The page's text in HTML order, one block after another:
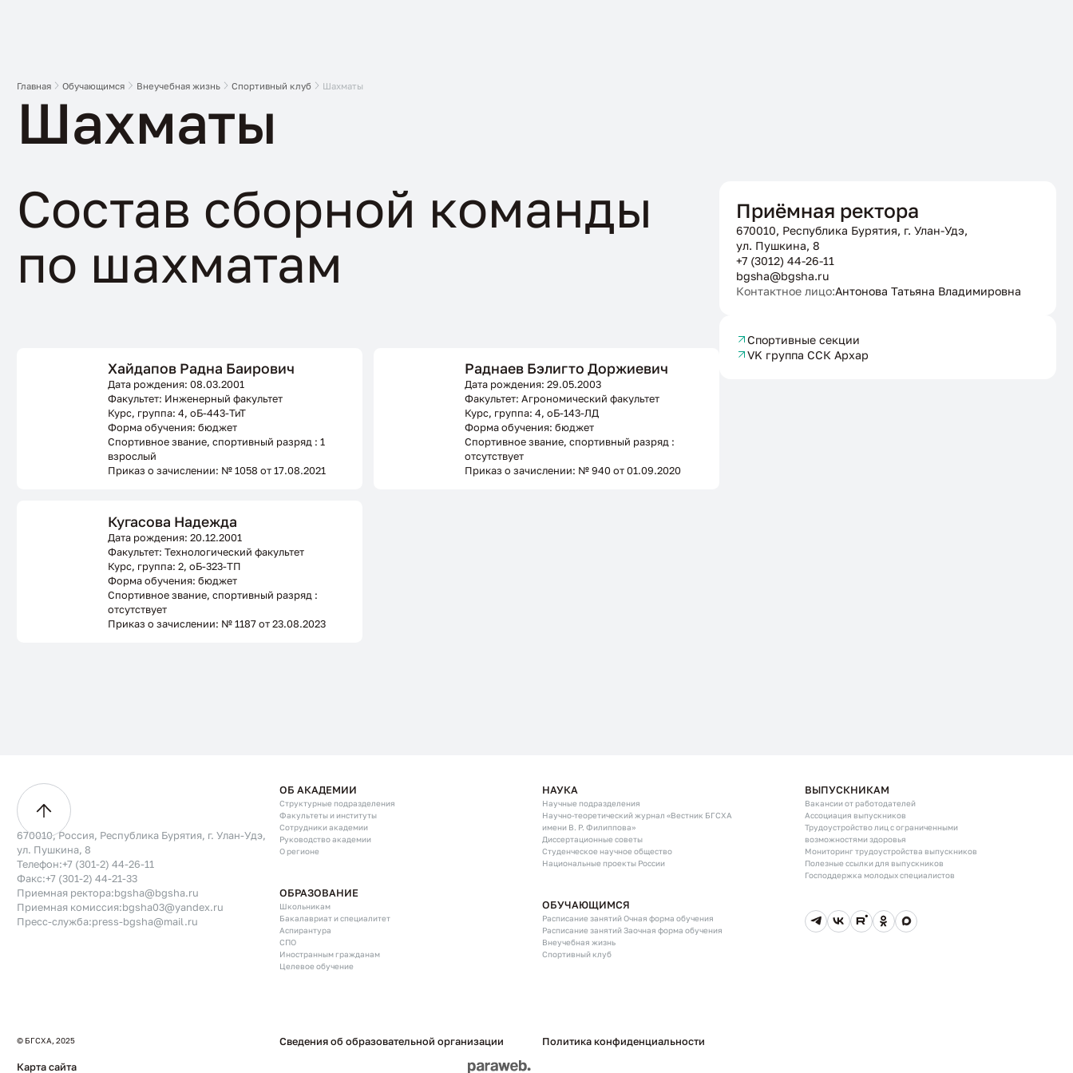
Главная Обучающимся Внеучебная жизнь Спортивный клуб Шахматы
Шахматы
Состав сборной команды
по шахматам
Хайдапов Радна Баирович
Дата рождения: 08.03.2001
Факультет: Инженерный факультет
Курс, группа: 4, оБ-443-ТиТ
Форма обучения: бюджет
Спортивное звание, спортивный разряд : 1
взрослый
Приказ о зачислении: № 1058 от 17.08.2021
Раднаев Бэлигто Доржиевич
Дата рождения: 29.05.2003
Факультет: Агрономический факультет
Курс, группа: 4, оБ-143-ЛД
Форма обучения: бюджет
Спортивное звание, спортивный разряд :
отсутствует
Приказ о зачислении: № 940 от 01.09.2020
Кугасова Надежда
Дата рождения: 20.12.2001
Факультет: Технологический факультет
Курс, группа: 2, оБ-323-ТП
Форма обучения: бюджет
Спортивное звание, спортивный разряд :
отсутствует
Приказ о зачислении: № 1187 от 23.08.2023
Приёмная ректора
670010, Республика Бурятия, г. Улан-Удэ,
ул. Пушкина, 8
+7 (3012) 44-26-11
bgsha@bgsha.ru
Контактное лицо:Антонова Татьяна Владимировна
Спортивные секции
VK группа ССК Архар
670010, Россия, Республика Бурятия, г. Улан-Удэ,
ул. Пушкина, 8
Телефон:+7 (301-2) 44-26-11
Факс:+7 (301-2) 44-21-33
Приемная ректора:bgsha@bgsha.ru
Приемная комиссия:bgsha03@yandex.ru
Пресс-служба:press-bgsha@mail.ru
ОБ АКАДЕМИИ
Структурные подразделения
Факультеты и институты
Сотрудники академии
Руководство академии
О регионе
ОБРАЗОВАНИЕ
Школьникам
Бакалавриат и специалитет
Аспирантура
СПО
Иностранным гражданам
Целевое обучение
НАУКА
Научные подразделения
Научно-теоретический журнал «Вестник БГСХА
имени В. Р. Филиппова»
Диссертационные советы
Студенческое научное общество
Национальные проекты России
ОБУЧАЮЩИМСЯ
Расписание занятий Очная форма обучения
Расписание занятий Заочная форма обучения
Внеучебная жизнь
Спортивный клуб
ВЫПУСКНИКАМ
Вакансии от работодателей
Ассоциация выпускников
Трудоустройство лиц с ограниченными
возможностями здоровья
Мониторинг трудоустройства выпускников
Полезные ссылки для выпускников
Господдержка молодых специалистов
© БГСХА, 2025 Сведения об образовательной организации Политика конфиденциальности
Карта сайта